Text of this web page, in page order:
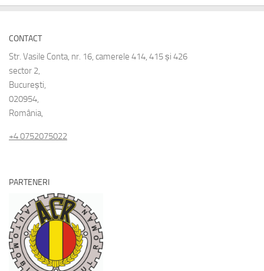
CONTACT
Str. Vasile Conta, nr. 16, camerele 414, 415 și 426
sector 2,
București,
020954,
România,
+4 0752075022
PARTENERI